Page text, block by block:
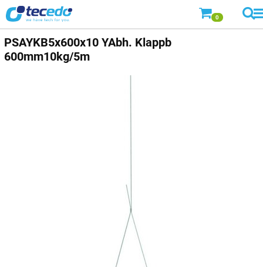
0
PSAYKB5x600x10 YAbh. Klappb
600mm10kg/5m